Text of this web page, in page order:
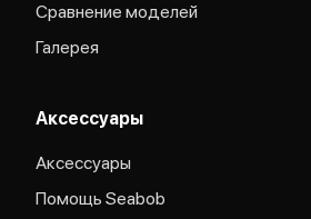
Сравнение моделей
Галерея
Аксессуары
Аксессуары
Помощь Seabob